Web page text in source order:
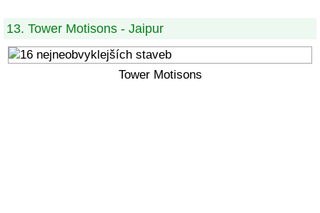
13. Tower Motisons - Jaipur
Tower Motisons